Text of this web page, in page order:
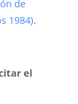
de
1984).
el